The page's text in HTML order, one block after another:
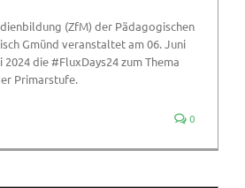
(ZfM) der Pädagogischen
Gmünd veranstaltet am 06. Juni
2024 die #FluxDays24 zum Thema
Primarstufe.
0